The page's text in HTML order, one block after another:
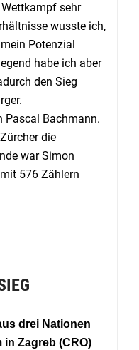
sehr
wusste ich,
Potenzial
habe ich aber
den Sieg
Pascal Bachmann.
die
war Simon
576 Zählern
drei Nationen
in Zagreb (CRO)